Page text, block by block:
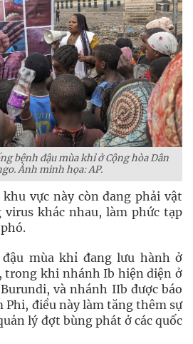
bệnh đậu mùa khỉ ở Cộng hòa Dân
Ảnh minh họa: AP.
vực này còn đang phải vật
khác nhau, làm phức tạp
mùa khỉ đang lưu hành ở
trong khi nhánh Ib hiện diện ở
và nhánh IIb được báo
Phi, điều này làm tăng thêm sự
lý đợt bùng phát ở các quốc